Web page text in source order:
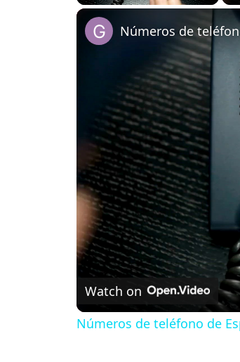
Números de
Watch on
Números de teléfono de